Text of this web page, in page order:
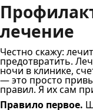
лечение
Честно скажу:
предотвратить.
ночи в клинике,
— это просто
правил. Я их сам
Правило первое.